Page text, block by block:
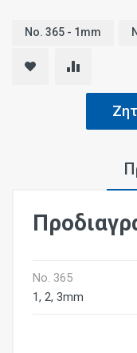
Νο. 365 - 1mm
Νο. 365
1, 2, 3mm